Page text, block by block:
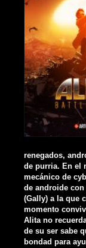
renegados,
de purria. En el
mecánico de
de androide
(Gally) a la que
momento
Alita no
de su ser sabe
bondad para